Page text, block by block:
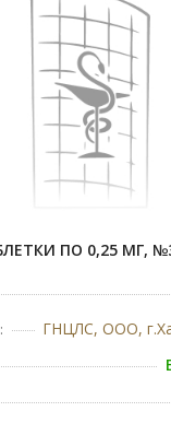
ПО 0,25 МГ,
ГНЦЛС, ООО,